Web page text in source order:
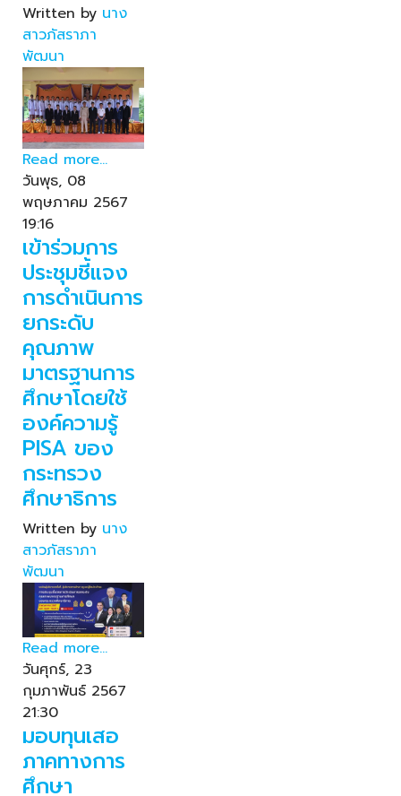
Written by นาง
สาวภัสราภา
พัฒนา
Read more...
วันพุธ, 08
พฤษภาคม 2567
19:16
เข้าร่วมการ
ประชุมชี้แจง
การดำเนินการ
ยกระดับ
คุณภาพ
มาตรฐานการ
ศึกษาโดยใช้
องค์ความรู้
PISA ของ
กระทรวง
ศึกษาธิการ
Written by นาง
สาวภัสราภา
พัฒนา
Read more...
วันศุกร์, 23
กุมภาพันธ์ 2567
21:30
มอบทุนเสอ
ภาคทางการ
ศึกษา